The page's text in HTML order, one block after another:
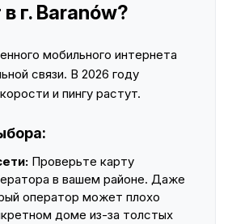
г. Baranów?
мобильного интернета
связи. В 2026 году
и пингу растут.
Проверьте карту
в вашем районе. Даже
оператор может плохо
доме из-за толстых